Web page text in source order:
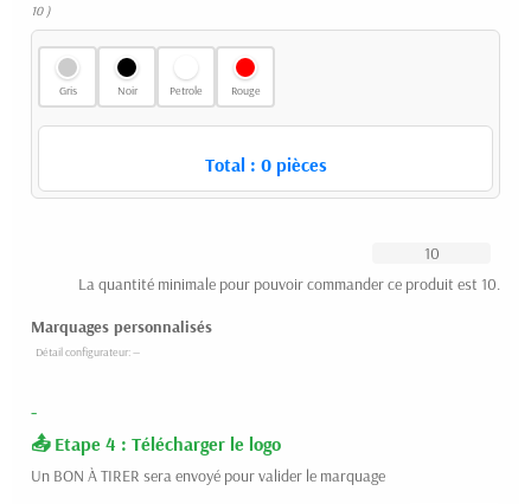
10 )
Gris Noir Petrole Rouge
Total : 0pièces
La quantité minimale pour pouvoir commander ce produit est 10.
Marquages personnalisés
-
Etape 4 : Télécharger le logo
Un BON À TIRER sera envoyé pour valider le marquage